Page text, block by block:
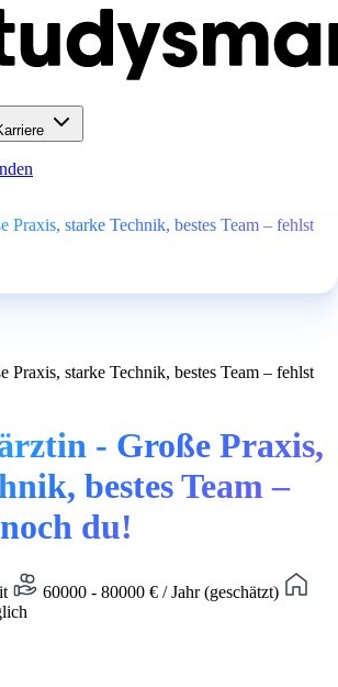
Praxis, starke Technik, bestes Team – fehlst
Praxis, starke Technik, bestes Team – fehlst
- Große Praxis,
bestes Team –
du!
60000 - 80000 € / Jahr (geschätzt)